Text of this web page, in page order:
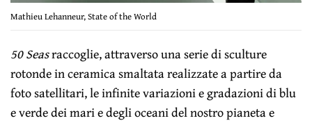
Mathieu Lehanneur, State of the World
50 Seasraccoglie, attraverso una serie di sculture
rotonde in ceramica smaltata realizzate a partire da
foto satellitari, le infinite variazioni e gradazioni di blu
e verde dei mari e degli oceani del nostro pianeta e